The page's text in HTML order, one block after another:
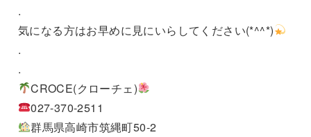
.
気になる方はお早めに見にいらしてください(*^^*)
.
.
CROCE(クローチェ)
027-370-2511
群馬県高崎市筑縄町50-2